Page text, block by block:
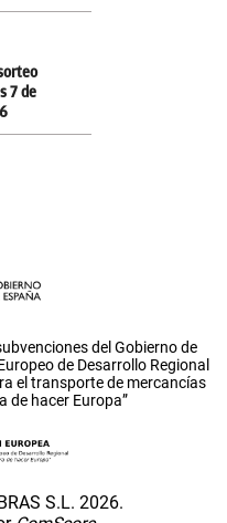
7 de
del Gobierno de
de Desarrollo Regional
el transporte de mercancías
de hacer Europa”
S.L. 2026.